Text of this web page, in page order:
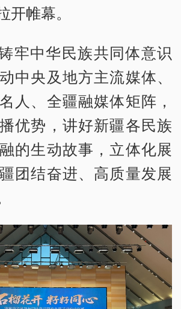
开帷幕。
牢中华民族共同体意识
中央及地方主流媒体、
人、全疆融媒体矩阵，
优势，讲好新疆各民族
的生动故事，立体化展
团结奋进、高质量发展